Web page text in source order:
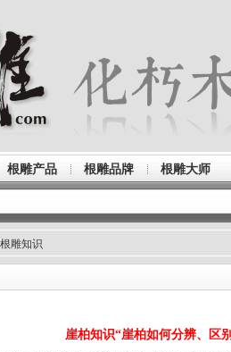
根雕产品 根雕品牌 根雕大师
根雕知识
崖柏知识“崖柏如何分辨、区